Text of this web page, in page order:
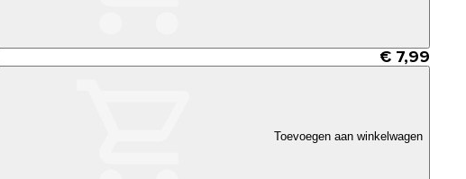
€ 7,99
Toevoegen aan winkelwagen